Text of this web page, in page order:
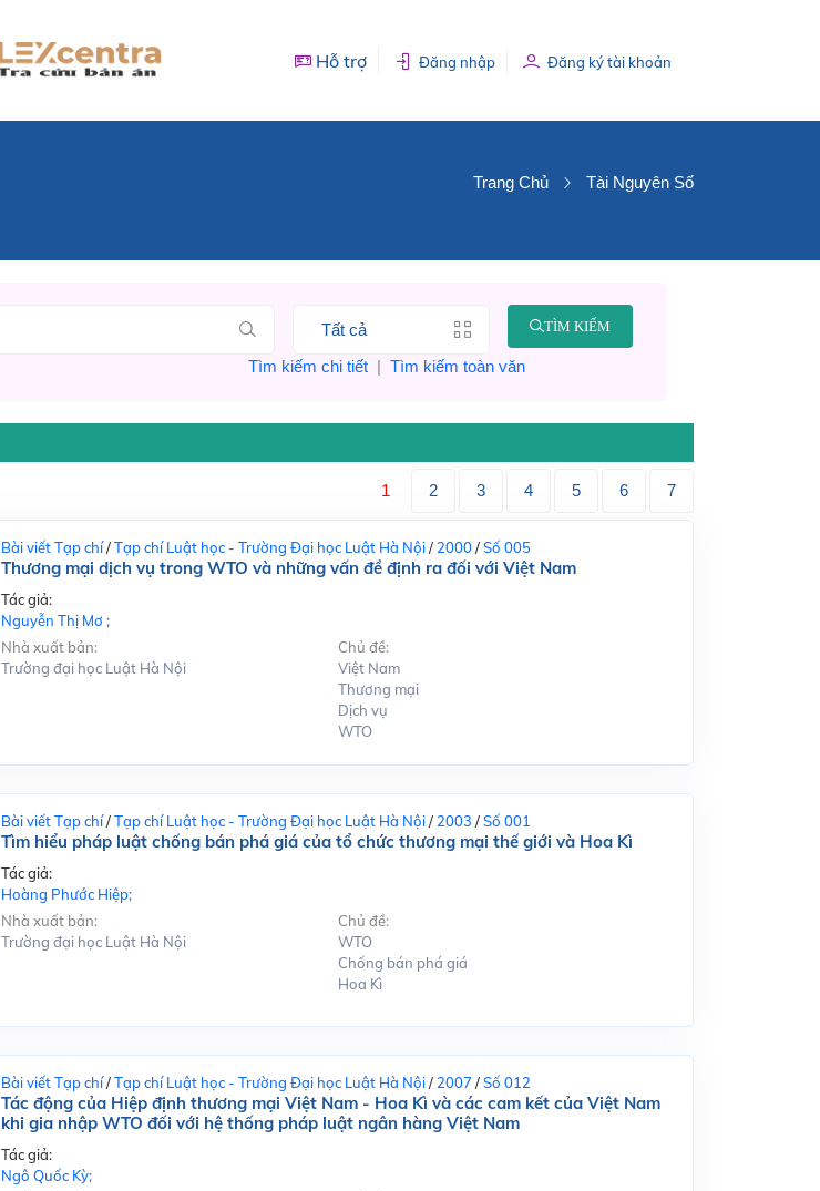
Hỗ trợ Đăng nhập Đăng ký tài khoản
Trang Chủ Tài Nguyên Số
TÌM KIẾM
Tìm kiếm chi tiết| Tìm kiếm toàn văn
1 2 3 4 5 6 7
Bài viết Tạp chí/Tạp chí Luật học - Trường Đại học Luật Hà Nội/ 2000/Số 005
Thương mại dịch vụ trong WTO và những vấn đề định ra đối với Việt Nam
Tác giả:
Nguyễn Thị Mơ ;
Nhà xuất bản:
Trường đại học Luật Hà Nội
Chủ đề:
Việt Nam
Thương mại
Dịch vụ
WTO
Bài viết Tạp chí/Tạp chí Luật học - Trường Đại học Luật Hà Nội/ 2003 /Số 001
Tìm hiểu pháp luật chống bán phá giá của tổ chức thương mại thế giới và Hoa Kì
Tác giả:
Hoàng Phước Hiệp;
Nhà xuất bản:
Trường đại học Luật Hà Nội
Chủ đề:
WTO
Chống bán phá giá
Hoa Kì
Bài viết Tạp chí/Tạp chí Luật học - Trường Đại học Luật Hà Nội/ 2007 /Số 012
Tác động của Hiệp định thương mại Việt Nam - Hoa Kì và các cam kết của Việt Nam
khi gia nhập WTO đối với hệ thống pháp luật ngân hàng Việt Nam
Tác giả:
Ngô Quốc Kỳ;